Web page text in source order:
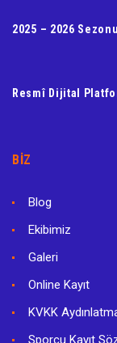
2025 – 2026
Resmî Dijital
BIZ
Blog
Ekibimiz
Galeri
Online Kayıt
KVKK
Sporcu Kayıt